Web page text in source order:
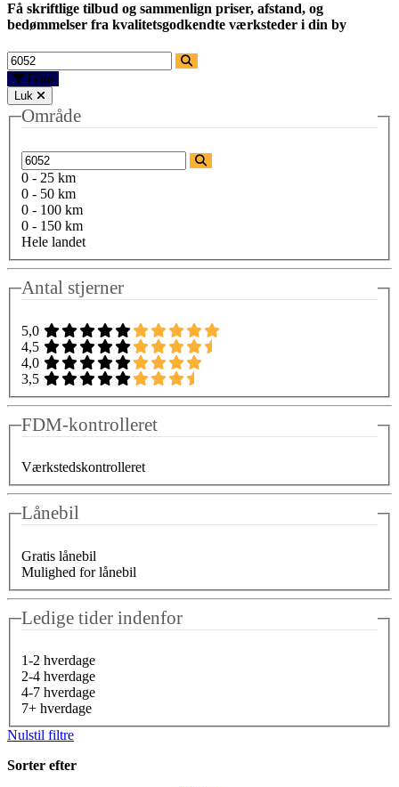
Få skriftlige tilbud og sammenlign priser, afstand, og
bedømmelser fra kvalitetsgodkendte værksteder i din by
Filtre
Luk
Område
0 - 25 km
0 - 50 km
0 - 100 km
0 - 150 km
Hele landet
Antal stjerner
5,0
4,5
4,0
3,5
FDM-kontrolleret
Værkstedskontrolleret
Lånebil
Gratis lånebil
Mulighed for lånebil
Ledige tider indenfor
1-2 hverdage
2-4 hverdage
4-7 hverdage
7+ hverdage
Nulstil filtre
Sorter efter